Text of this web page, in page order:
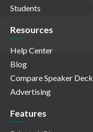
Students
Resources
Help Center
Blog
Compare Speaker Deck
Advertising
Features